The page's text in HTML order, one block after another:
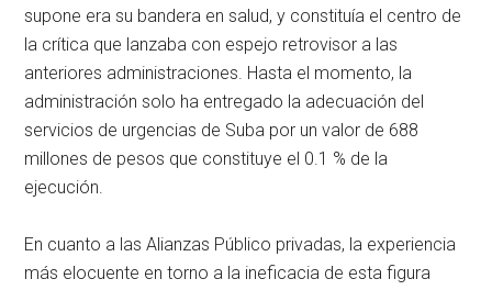
supone era su bandera en salud, y constituía el centro de
la crítica que lanzaba con espejo retrovisor a las
anteriores administraciones. Hasta el momento, la
administración solo ha entregado la adecuación del
servicios de urgencias de Suba por un valor de 688
millones de pesos que constituye el 0.1 % de la
ejecución.
En cuanto a las Alianzas Público privadas, la experiencia
más elocuente en torno a la ineficacia de esta figura